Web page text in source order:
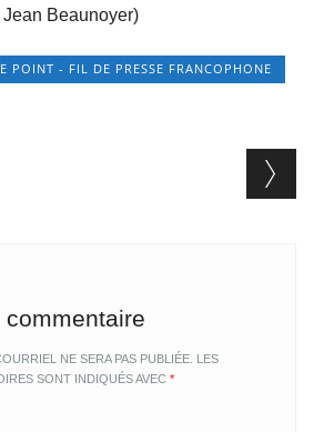
Jean Beaunoyer)
POINT - FIL DE PRESSE FRANCOPHONE
NE SERA PAS PUBLIÉE. LES
SONT INDIQUÉS AVEC*